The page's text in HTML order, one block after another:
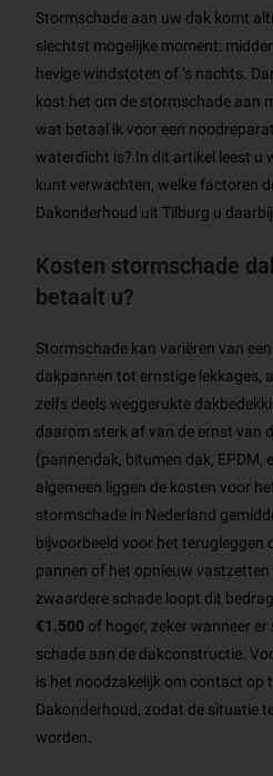
Stormschade aan uw dak komt
slechtst mogelijke moment:
hevige windstoten of ’s nachts.
kost het om de stormschade aan
wat betaal ik voor een
waterdicht is? In dit artikel leest u
kunt verwachten, welke factoren
Dakonderhoud uit Tilburg u
Kosten stormschade
betaalt u?
Stormschade kan variëren van
dakpannen tot ernstige lekkages,
zelfs deels weggerukte
daarom sterk af van de ernst van
(pannendak, bitumen dak, EPDM,
algemeen liggen de kosten voor
stormschade in Nederland
bijvoorbeeld voor het terugleggen
pannen of het opnieuw vastzetten
zwaardere schade loopt dit
€1.500 of hoger, zeker wanneer
schade aan de dakconstructie.
is het noodzakelijk om contact op
Dakonderhoud, zodat de situatie
worden.